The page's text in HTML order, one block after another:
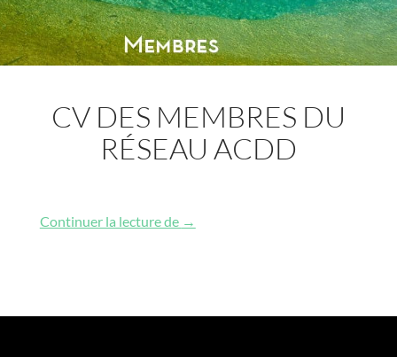
CV DES MEMBRES DU
RÉSEAU ACDD
Continuer la lecture de CV des membres du réseau ACDD
→